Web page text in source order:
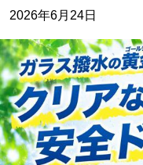
2026年6月24日